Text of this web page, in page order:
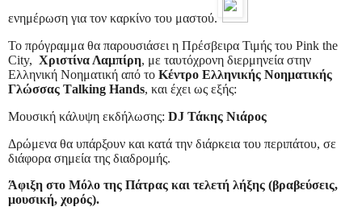
ενημέρωση για τον καρκίνο του μαστού.
Το πρόγραμμα θα παρουσιάσει η Πρέσβειρα Τιμής του Pink the
City, Χριστίνα Λαμπίρη, με ταυτόχρονη διερμηνεία στην
Ελληνική Νοηματική από το Κέντρο Ελληνικής Νοηματικής
Γλώσσας Τalking Ηands, και έχει ως εξής:
Μουσική κάλυψη εκδήλωσης: DJ Τάκης Νιάρος
Δρώμενα θα υπάρξουν και κατά την διάρκεια του περιπάτου, σε
διάφορα σημεία της διαδρομής.
Άφιξη στο Μόλο της Πάτρας και τελετή λήξης (βραβεύσεις,
μουσική, χορός).